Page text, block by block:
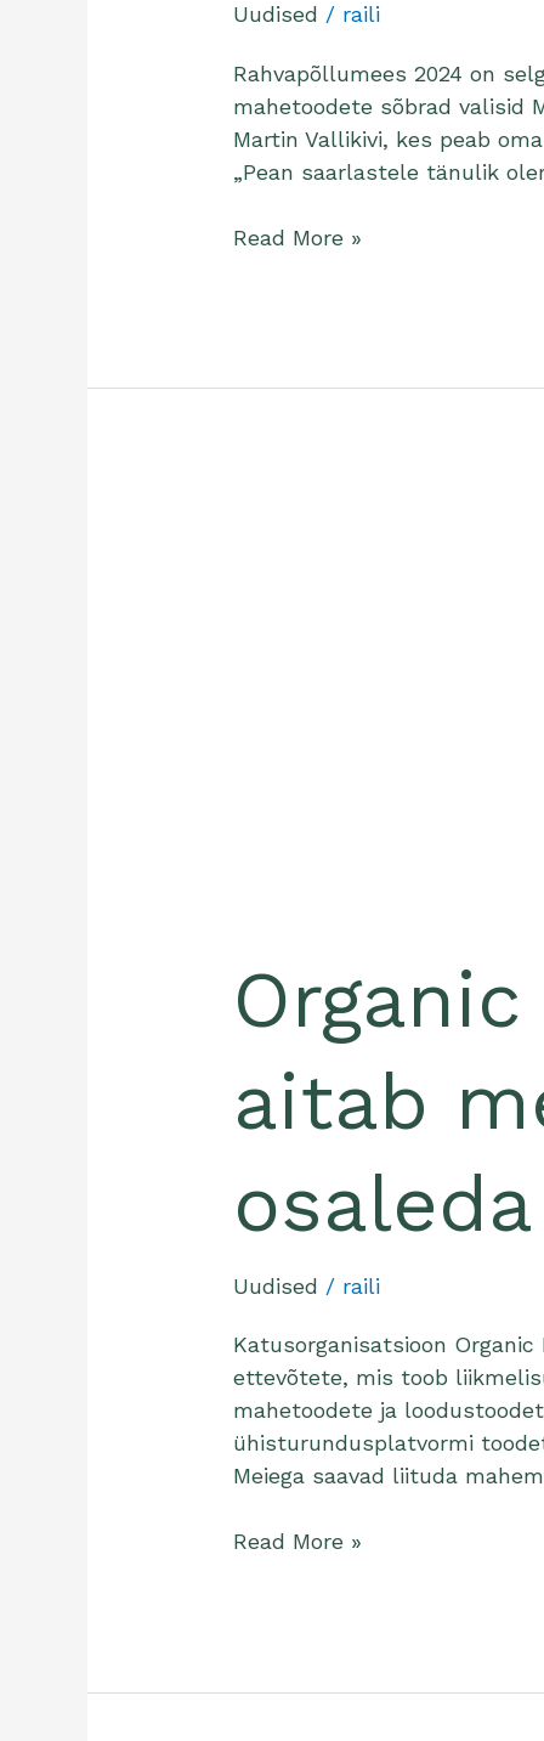
Uudised / raili
Rahvapõllumees 2024 on
mahetoodete sõbrad valisid
Martin Vallikivi, kes peab
„Pean saarlastele tänulik
Read More »
aitab
osaleda
Uudised / raili
Katusorganisatsioon
ettevõtete, mis toob
mahetoodete ja
ühisturundusplatvormi
Meiega saavad liituda
Read More »